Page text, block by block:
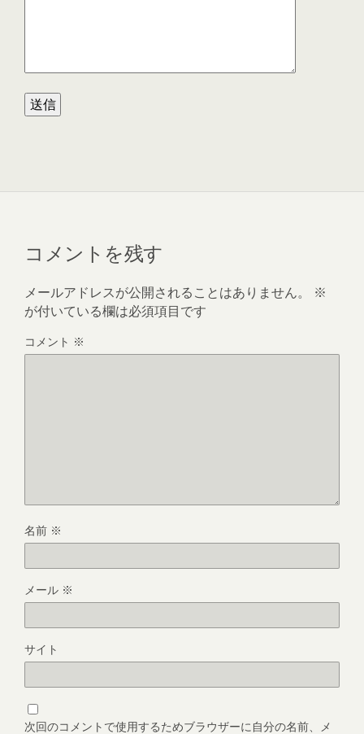
コメントを残す
メールアドレスが公開されることはありません。
※
が付いている欄は必須項目です
コメント ※
名前 ※
メール ※
サイト
次回のコメントで使用するためブラウザーに自分の名前、メ